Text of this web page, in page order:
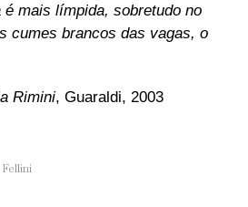
mais límpida, sobretudo no
cumes brancos das vagas, o
Rimini, Guaraldi, 2003
Fellini